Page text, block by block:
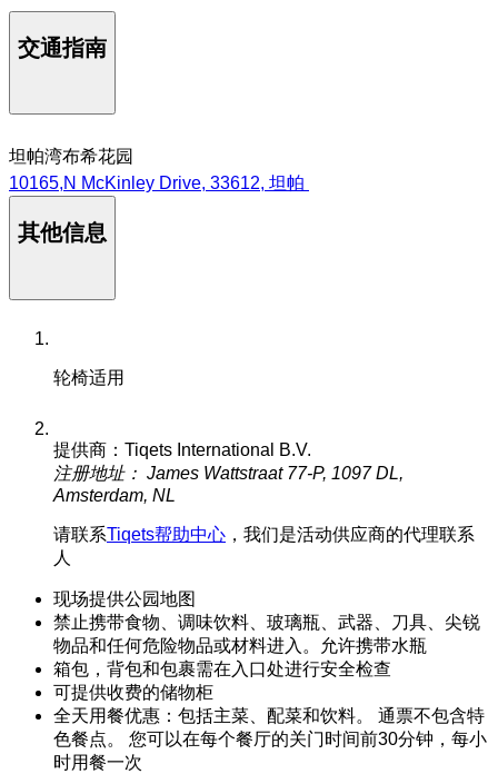
交通指南
坦帕湾布希花园
10165,N McKinley Drive, 33612, 坦帕
其他信息
轮椅适用
提供商：Tiqets International B.V.
注册地址： James Wattstraat 77-P, 1097 DL,
Amsterdam, NL
请联系Tiqets帮助中心 ，我们是活动供应商的代理联系
人
现场提供公园地图
禁止携带食物、调味饮料、玻璃瓶、武器、刀具、尖锐
物品和任何危险物品或材料进入。允许携带水瓶
箱包，背包和包裹需在入口处进行安全检查
可提供收费的储物柜
全天用餐优惠：包括主菜、配菜和饮料。 通票不包含特
色餐点。 您可以在每个餐厅的关门时间前30分钟，每小
时用餐一次